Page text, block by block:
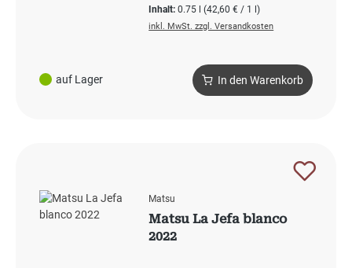
auf Lager
Inhalt:0.75 l(42,60 € / 1 l)
inkl. MwSt. zzgl. Versandkosten
In den Warenkorb
Matsu
Matsu La Jefa blanco
2022